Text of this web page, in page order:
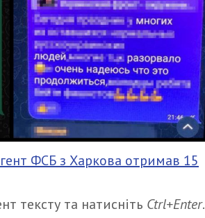
ФСБ з Харкова отримав 15
тексту та натисніть Ctrl+Enter.